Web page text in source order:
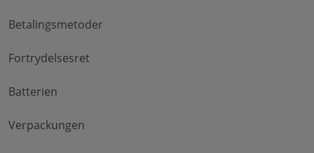
Betalingsmetoder
Fortrydelsesret
Batterien
Verpackungen